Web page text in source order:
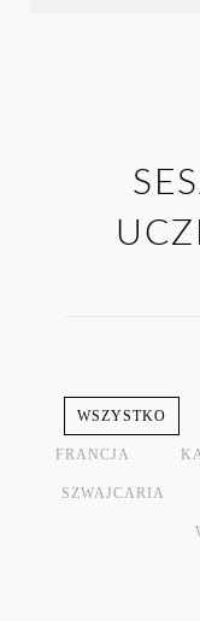
WSZYSTKO
FRANCJA
SZWAJCARIA